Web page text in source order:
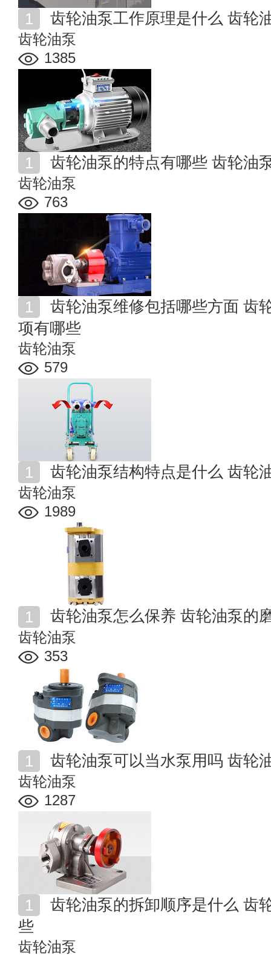
齿轮油泵工作原理是什么 齿轮
齿轮油泵
1385
齿轮油泵的特点有哪些 齿轮油
齿轮油泵
763
项有哪些
齿轮油泵
579
齿轮油泵结构特点是什么 齿轮
齿轮油泵
1989
齿轮油泵怎么保养 齿轮油泵的
齿轮油泵
353
齿轮油泵可以当水泵用吗 齿轮
齿轮油泵
1287
些
齿轮油泵